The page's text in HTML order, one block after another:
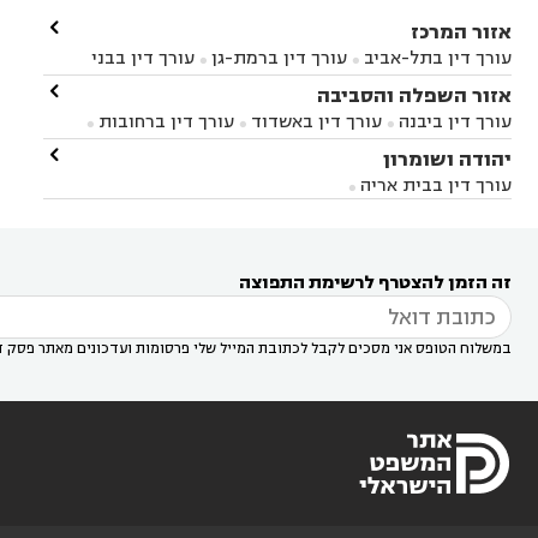
אזור המרכז
עורך דין בתל-אביב  עורך דין ברמת-גן 
עורך דין בבני
ברק עורך דין בפתח תקווה עורך דין בראשון לציון
עורך דין ברחובות עורך דין בנס ציונה
במודיעין
עורך דין בהרצליה עורך דין בחולון
עורך
דין בקרית אונו
אונו
עורך דין בבת ים
דין בשוהם 

אזור השפלה והסביבה
עורך דין ביבנה  עורך דין באשדוד  עורך דין ברחובות 
עורך דין בראשון לציון עורך דין במודיעין
עורך דין
בבאר יעקב
עורך דין בגדרה

יהודה ושומרון
עורך דין בבית אריה 

זה הזמן להצטרף לרשימת התפוצה
במשלוח הטופס אני מסכים לקבל לכתובת המייל שלי פרסומות ועדכונים מאתר פסק